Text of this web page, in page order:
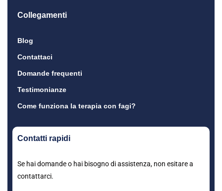
Collegamenti
Blog
Contattaci
Domande frequenti
Testimonianze
Come funziona la terapia con fagi?
Contatti rapidi
Se hai domande o hai bisogno di assistenza, non esitare a
contattarci.